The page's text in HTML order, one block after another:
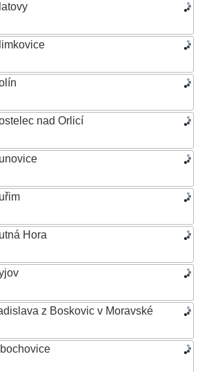
nad Orlicí
Hora
z Boskovic v Moravské